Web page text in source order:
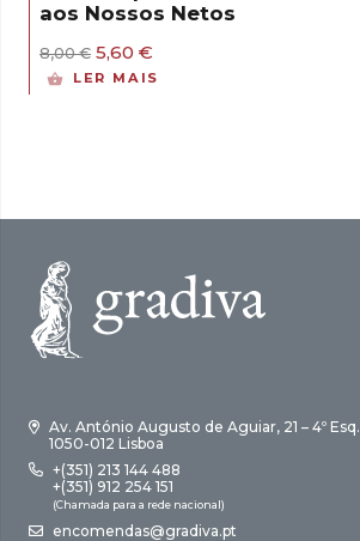
aos Nossos Netos
8,00€ O
preço
5,60 €
preço
LER MAIS
Av. António Augusto de Aguiar, 21 – 4º Esq.
1050-012 Lisboa
+(351) 213 144 488
+(351) 912 254 151
(Chamada para a rede nacional)
encomendas@gradiva.pt